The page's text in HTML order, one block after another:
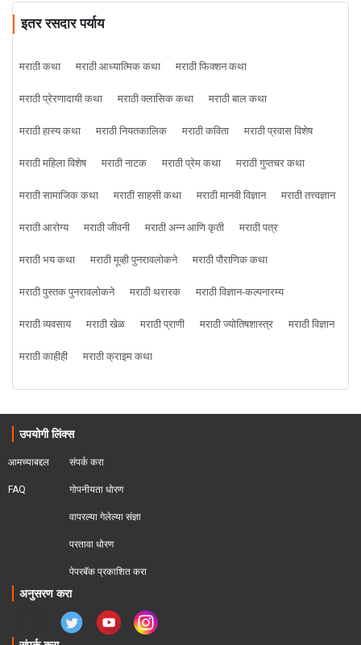
इतर रसदार पर्याय
मराठी कथा मराठी आध्यात्मिक कथा
मराठी फिक्शन कथा
मराठी प्रेरणादायी कथा
मराठी क्लासिक कथा
मराठी बाल कथा
मराठी हास्य कथा
मराठी नियतकालिक मराठी कविता
मराठी प्रवास विशेष
मराठी महिला विशेष
मराठी नाटक मराठी प्रेम कथा
मराठी गुप्तचर कथा
मराठी सामाजिक कथा
मराठी साहसी कथा मराठी मानवी विज्ञान
मराठी तत्त्वज्ञान
मराठी आरोग्य
मराठी जीवनी मराठी अन्न आणि कृती
मराठी पत्र
मराठी भय कथा
मराठी मूव्ही पुनरावलोकने
मराठी पौराणिक कथा
मराठी पुस्तक पुनरावलोकने
मराठी थरारक
मराठी विज्ञान-कल्पनारम्य
मराठी व्यवसाय
मराठी खेळ मराठी प्राणी मराठी ज्योतिषशास्त्र
मराठी विज्ञान
मराठी काहीही
मराठी क्राइम कथा
उपयोगी लिंक्स
आमच्याबद्दल
FAQ
संपर्क करा
गोपनीयता धोरण
वापरल्या गेलेल्या संज्ञा
परतावा धोरण
पेपरबॅक प्रकाशित करा
अनुसरण करा